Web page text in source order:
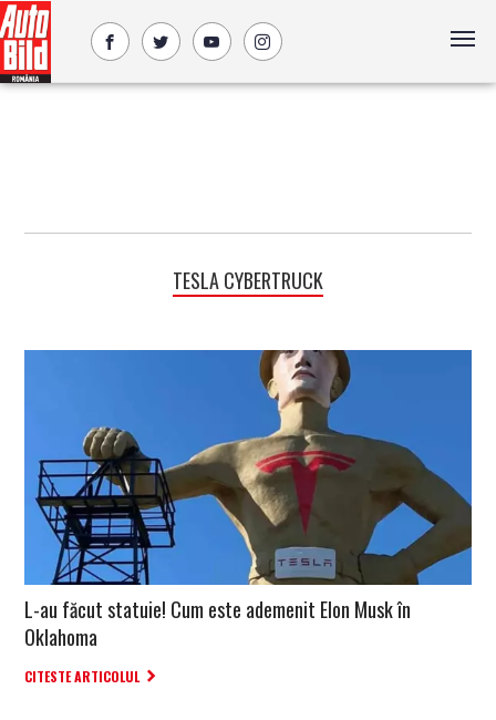
TESLA CYBERTRUCK
L-au făcut statuie! Cum este ademenit Elon Musk în
Oklahoma
CITESTE ARTICOLUL